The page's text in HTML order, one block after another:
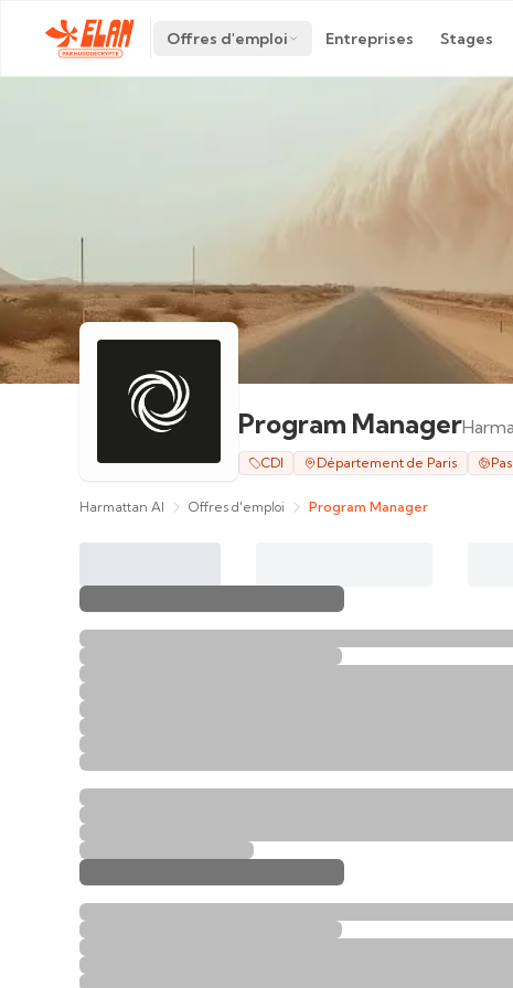
Offres d'emploi Entreprises Stages
Program Manager
CDI Département de Paris
Harmattan AI Offres d'emploi Program Manager